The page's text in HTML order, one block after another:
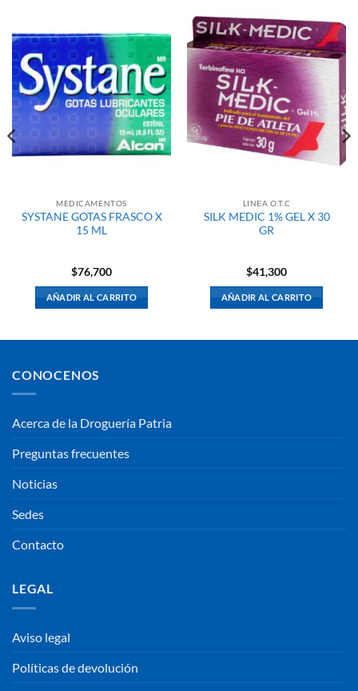
MEDICAMENTOS
SYSTANE GOTAS FRASCO X
15 ML
$76,700
AÑADIR AL CARRITO
LINEA O.T.C
SILK MEDIC 1% GEL X 30
GR
$41,300
AÑADIR AL CARRITO
CONOCENOS
Acerca de la Droguería Patria
Preguntas frecuentes
Noticias
Sedes
Contacto
LEGAL
Aviso legal
Políticas de devolución